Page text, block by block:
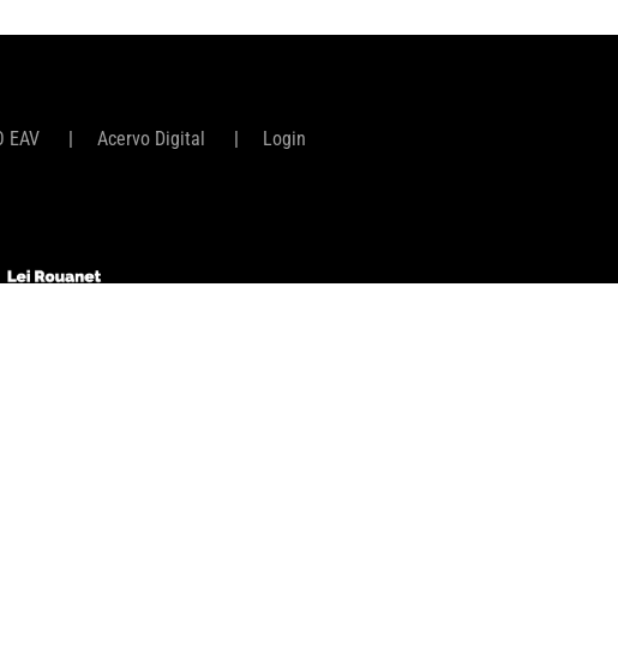
EAV Acervo Digital Login